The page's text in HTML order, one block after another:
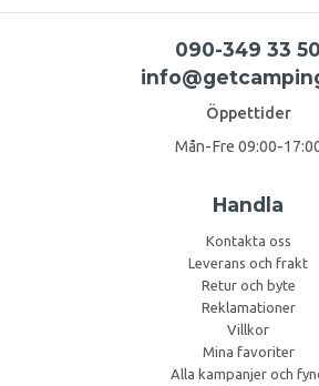
090-349 33 50
Öppettider
Mån-Fre 09:00-
Handla
Kontakta oss
Leverans och frakt
Retur och byte
Reklamationer
Villkor
Mina favoriter
Alla kampanjer och